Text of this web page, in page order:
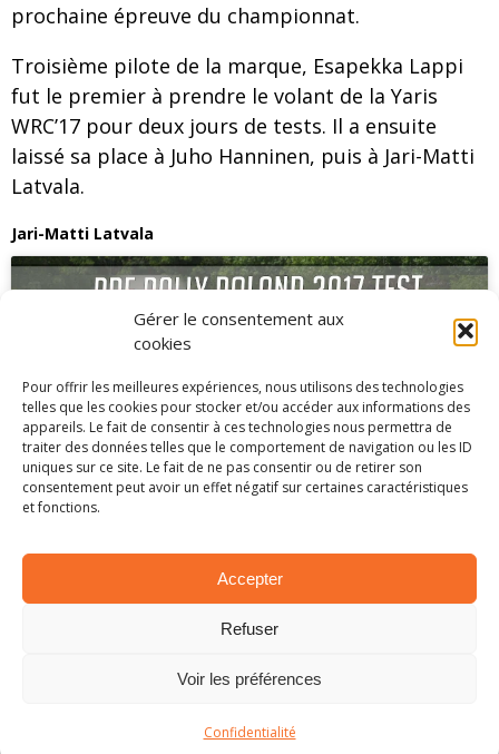
Gérer le consentement aux
cookies
Pour offrir les meilleures expériences, nous utilisons des technologies
telles que les cookies pour stocker et/ou accéder aux informations des
appareils. Le fait de consentir à ces technologies nous permettra de
traiter des données telles que le comportement de navigation ou les ID
uniques sur ce site. Le fait de ne pas consentir ou de retirer son
consentement peut avoir un effet négatif sur certaines caractéristiques
et fonctions.
Accepter
Refuser
Voir les préférences
Confidentialité
prochaine épreuve du championnat.
Troisième pilote de la marque, Esapekka Lappi
fut le premier à prendre le volant de la Yaris
WRC’17 pour deux jours de tests. Il a ensuite
laissé sa place à Juho Hanninen, puis à Jari-Matti
Latvala.
Jari-Matti Latvala
marketing et activer ce contenu
Juho Hanninen
Cliquez pour accepter les cookies